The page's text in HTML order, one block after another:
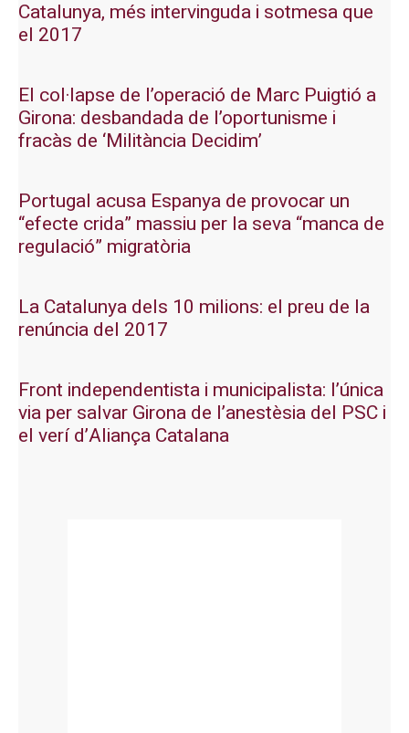
Catalunya, més intervinguda i sotmesa que
el 2017
El col·lapse de l’operació de Marc Puigtió a
Girona: desbandada de l’oportunisme i
fracàs de ‘Militància Decidim’
Portugal acusa Espanya de provocar un
“efecte crida” massiu per la seva “manca de
regulació” migratòria
La Catalunya dels 10 milions: el preu de la
renúncia del 2017
Front independentista i municipalista: l’única
via per salvar Girona de l’anestèsia del PSC i
el verí d’Aliança Catalana